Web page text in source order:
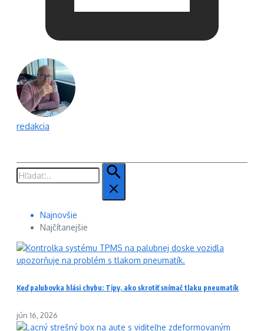
redakcia
Hľadať:
Najnovšie
Najčítanejšie
Keď palubovka hlási chybu: Tipy, ako skrotiť snímač tlaku pneumatík
jún 16, 2026